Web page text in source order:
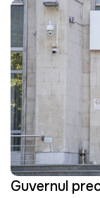
Guvernul